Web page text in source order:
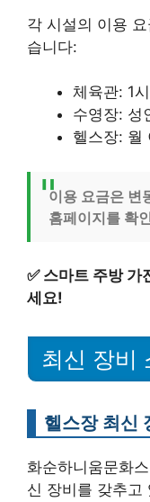
각 시설의 이용
습니다:
체육관: 1
수영장: 성
헬스장: 월
이용 요금은 변
홈페이지를 확
✅ 스마트 주방 가
세요!
최신 장비
헬스장 최신
화순하니움문화
신 장비를 갖추고